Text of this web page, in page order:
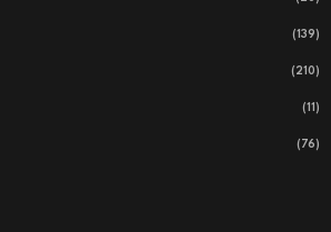
(139)
(210)
(11)
(76)